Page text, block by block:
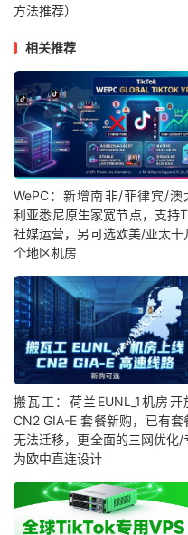
方法推荐）
相关推荐
WePC：新增南非/菲律宾/澳
利亚悉尼原生家宽节点，支持
社媒运营，另可选欧美/亚太十
个地区机房
搬瓦工：荷兰EUNL_1机房开
CN2 GIA-E 套餐新购，已有套
无法迁移，更全面的三网优化/
为欧中直连设计